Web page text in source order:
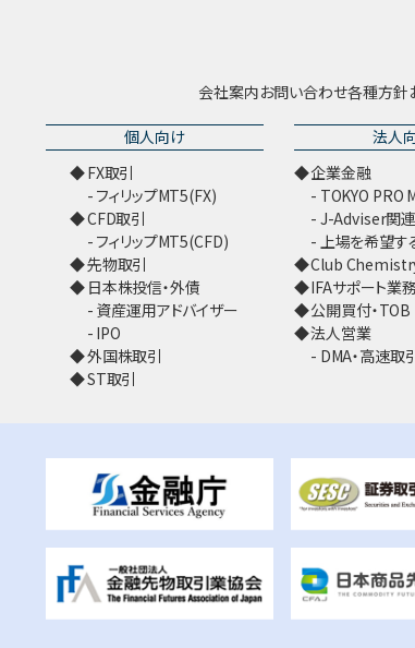
会社案内お問い合わせ各種方針
個人向け
FX取引
フィリップMT5(FX)
CFD取引
フィリップMT5(CFD)
先物取引
日本株投信・外債
資産運用アドバイザー
IPO
外国株取引
ST取引
法人
企業金融
TOKYO PRO
J-Adviser関
上場を希望す
Club
IFAサポート業務
公開買付・TOB
法人営業
DMA・高速取